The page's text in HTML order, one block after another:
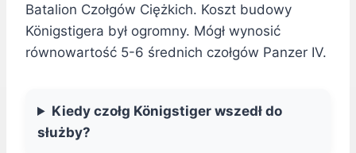
Batalion Czołgów Ciężkich. Koszt budowy
Königstigera był ogromny. Mógł wynosić
równowartość 5-6 średnich czołgów Panzer IV.
Kiedy czołg Königstiger wszedł do
służby?